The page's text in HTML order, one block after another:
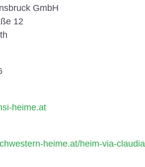
GmbH
12
heime.at
heime.at/heim-via-claudia